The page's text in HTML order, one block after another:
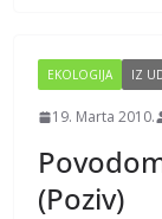
k
EKOLOGIJA IZ
19. Marta 2010.
(Poziv)